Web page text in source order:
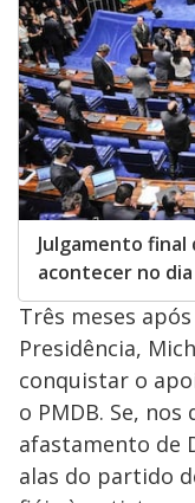
Julgamento
acontecer no dia
Três meses
Presidência,
conquistar o
o PMDB. Se,
afastamento de
alas do partido